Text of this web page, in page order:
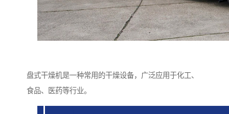
盘式干燥机是一种常用的干燥设备，广泛应用于化工、
食品、医药等行业。